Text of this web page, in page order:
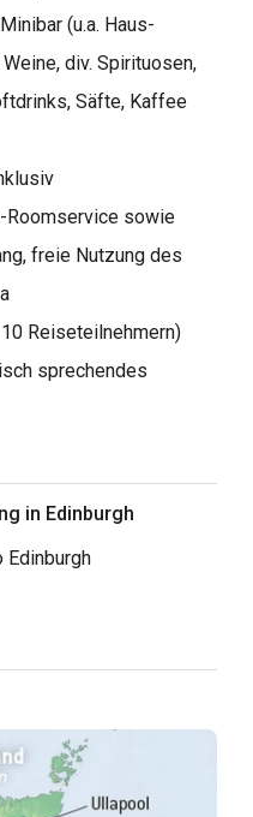
(u.a. Haus-
div. Spirituosen,
Säfte, Kaffee
Roomservice sowie
freie Nutzung des
Reiseteilnehmern)
sprechendes
in Edinburgh
Edinburgh